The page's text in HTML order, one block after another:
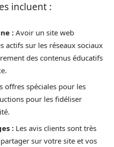
incluent :
: Avoir un site web
actifs sur les réseaux sociaux
des contenus éducatifs
offres spéciales pour les
pour les fidéliser
: Les avis clients sont très
sur votre site et vos